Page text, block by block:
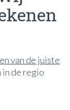
van de juiste
in de regio